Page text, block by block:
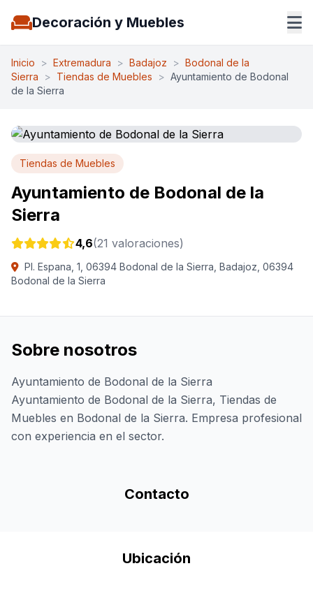
Decoración y Muebles
Inicio > Extremadura > Badajoz > Bodonal de la
Sierra
> Tiendas de Muebles > Ayuntamiento de Bodonal
de la Sierra
Tiendas de Muebles
Ayuntamiento de Bodonal de la
Sierra
4,6(21 valoraciones)
Pl. Espana, 1, 06394 Bodonal de la Sierra, Badajoz, 06394
Bodonal de la Sierra
Sobre nosotros
Ayuntamiento de Bodonal de la Sierra
Ayuntamiento de Bodonal de la Sierra, Tiendas de
Muebles en Bodonal de la Sierra. Empresa profesional
con experiencia en el sector.
Contacto
Ubicación